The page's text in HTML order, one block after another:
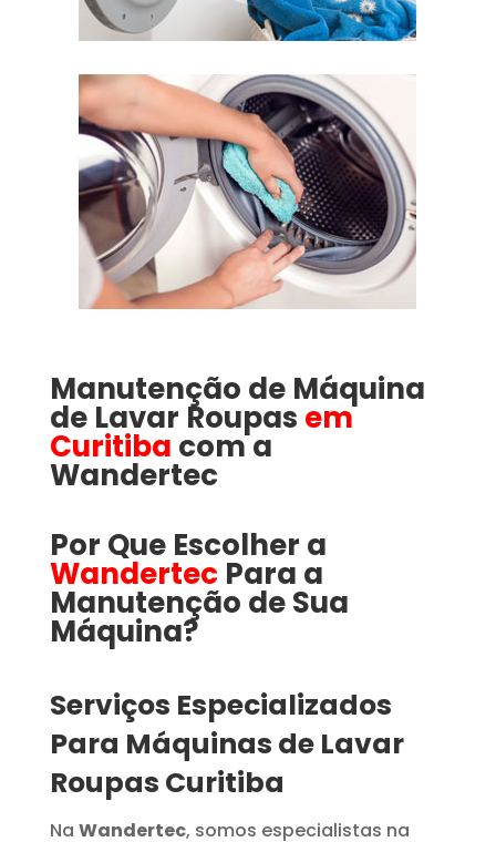
Manutenção de Máquina
de Lavar Roupas em
Curitiba com a
Wandertec
Por Que Escolher a
Wandertec Para a
Manutenção de Sua
Máquina?
Serviços Especializados
Para Máquinas de Lavar
Roupas Curitiba
Na Wandertec, somos especialistas na